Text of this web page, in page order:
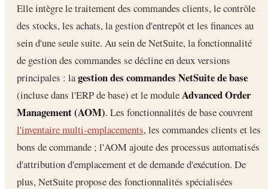
Elle intègre le traitement des commandes clients, le contrôle
des stocks, les achats, la gestion d'entrepôt et les finances au
sein d'une seule suite. Au sein de NetSuite, la fonctionnalité
de gestion des commandes se décline en deux versions
principales : lagestion des commandes NetSuite de base
(incluse dans l'ERP de base) et le moduleAdvanced Order
Management (AOM). Les fonctionnalités de base couvrent
l'inventaire multi-emplacements, les commandes clients et les
bons de commande ; l'AOM ajoute des processus automatisés
d'attribution d'emplacement et de demande d'exécution. De
plus, NetSuite propose des fonctionnalités spécialisées